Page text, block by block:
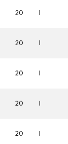
20 I
20 I
20 I
20 I
20 I